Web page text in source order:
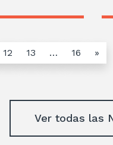
12 13 … 16 »
Ver todas las